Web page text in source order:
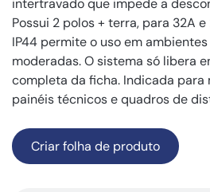
intertravado que impede a
Possui 2 polos + terra, para 32A
IP44 permite o uso em
moderadas. O sistema só libera
completa da ficha. Indicada para
painéis técnicos e quadros de
Criar folha de produto